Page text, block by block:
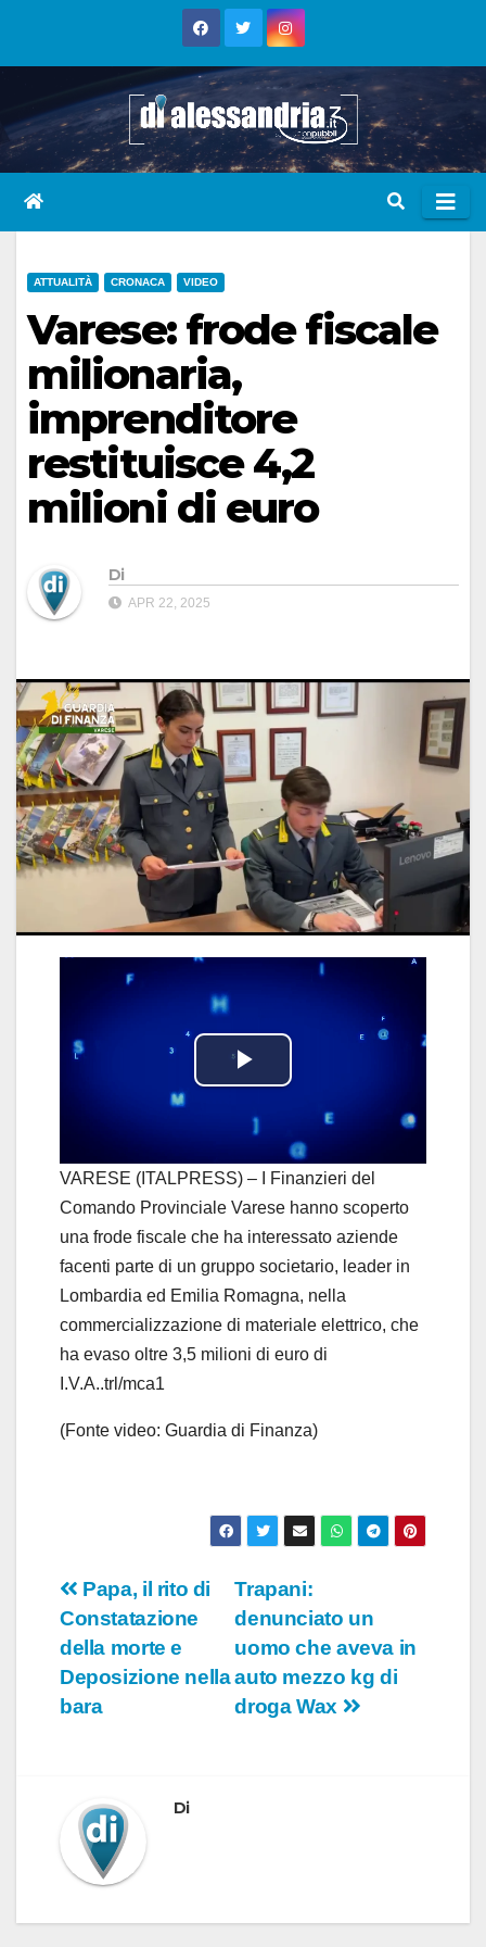
ATTUALITÀ CRONACA VIDEO
Varese: frode fiscale
milionaria,
imprenditore
restituisce 4,2
milioni di euro
Di
APR 22, 2025
P
l
a
y
V
i
e
VARESE (ITALPRESS) – I Finanzieri del
Comando Provinciale Varese hanno scoperto
una frode fiscale che ha interessato aziende
facenti parte di un gruppo societario, leader in
Lombardia ed Emilia Romagna, nella
commercializzazione di materiale elettrico, che
ha evaso oltre 3,5 milioni di euro di
I.V.A..trl/mca1
(Fonte video: Guardia di Finanza)
Navigazione
articoli
Trapani:
denunciato un
uomo che aveva in
auto mezzo kg di
droga Wax
Papa, il rito di
Constatazione
della morte e
Deposizione nella
bara
Di